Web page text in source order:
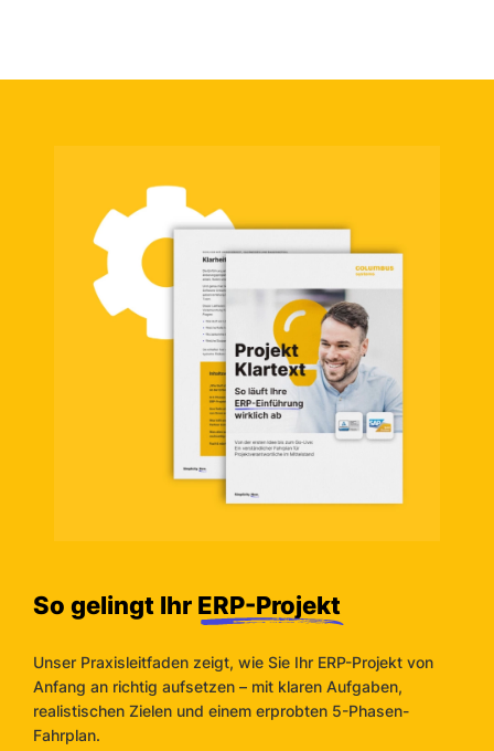
So gelingt Ihr ERP-Projekt
Unser Praxisleitfaden zeigt, wie Sie Ihr ERP-Projekt von
Anfang an richtig aufsetzen – mit klaren Aufgaben,
realistischen Zielen und einem erprobten 5-Phasen-
Fahrplan.